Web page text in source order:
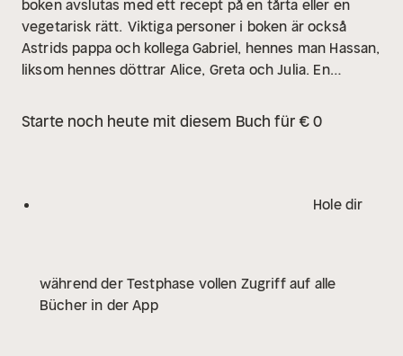
boken avslutas med ett recept på en tårta eller en
vegetarisk rätt. Viktiga personer i boken är också
Astrids pappa och kollega Gabriel, hennes man Hassan,
liksom hennes döttrar Alice, Greta och Julia. En
gäller att förändra staden till en attraktiv boplats.
Starte noch heute mit diesem Buch für € 0
Hole dir
während der Testphase vollen Zugriff auf alle
Bücher in der App